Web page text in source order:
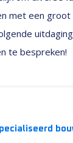
met een
te bespreken!